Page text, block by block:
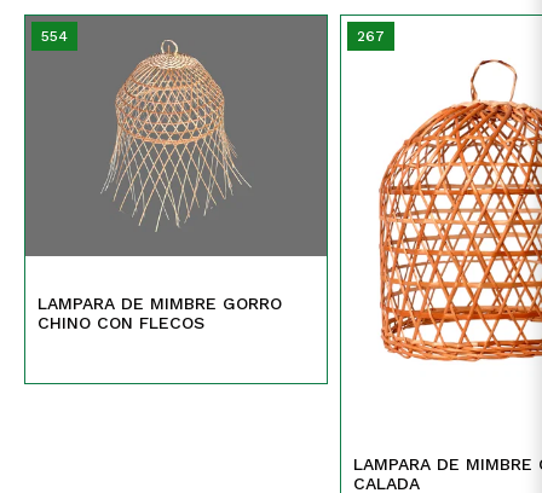
554
LAMPARA DE MIMBRE GORRO
CHINO CON FLECOS
267
LAMPARA DE MIMBRE
CALADA